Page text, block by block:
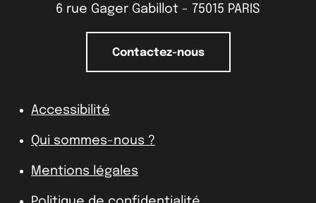
6 rue Gager Gabillot - 75015 PARIS
Contactez-nous
Accessibilité
Qui sommes-nous ?
Mentions légales